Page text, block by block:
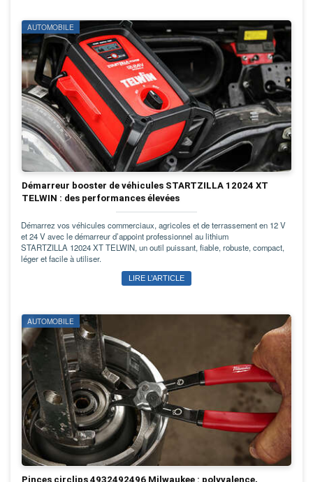
AUTOMOBILE
Démarreur booster de véhicules STARTZILLA 12024 XT
TELWIN : des performances élevées
Démarrez vos véhicules commerciaux, agricoles et de terrassement en 12 V
et 24 V avec le démarreur d’appoint professionnel au lithium
STARTZILLA 12024 XT TELWIN, un outil puissant, fiable, robuste, compact,
léger et facile à utiliser.
LIRE L’ARTICLE
AUTOMOBILE
Pinces circlips 4932492496 Milwaukee : polyvalence,